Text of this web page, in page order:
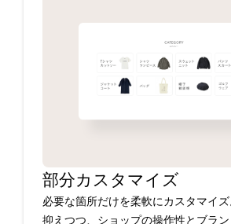
部分カスタマイズ
必要な箇所だけを柔軟にカスタマイ
抑えつつ、ショップの操作性とブラ